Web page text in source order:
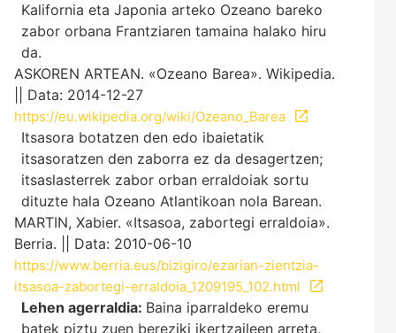
Kalifornia eta Japonia arteko Ozeano bareko
zabor orbana Frantziaren tamaina halako hiru
da.
ASKOREN ARTEAN. «Ozeano Barea». Wikipedia.
|| Data: 2014-12-27
https://eu.wikipedia.org/wiki/Ozeano_Barea
Itsasora botatzen den edo ibaietatik
itsasoratzen den zaborra ez da desagertzen;
itsaslasterrek zabor orban erraldoiak sortu
dituzte hala Ozeano Atlantikoan nola Barean.
MARTIN, Xabier. «Itsasoa, zabortegi erraldoia».
Berria. || Data: 2010-06-10
https://www.berria.eus/bizigiro/ezarian-zientzia-
itsasoa-zabortegi-erraldoia_1209195_102.html
Lehen agerraldia: Baina iparraldeko eremu
batek piztu zuen bereziki ikertzaileen arreta,